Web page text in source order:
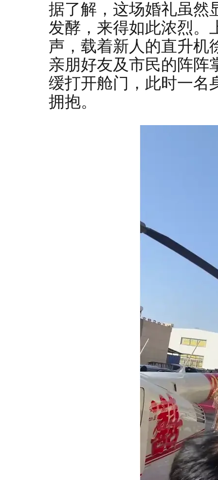
据了解，这场婚礼虽然
发酵，来得如此浓烈。
声，载着新人的直升机
亲朋好友及市民的阵阵
缓打开舱门，此时一名
拥抱。